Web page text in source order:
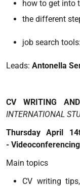
how to get into
the different
job search tools:
Leads: Antonella
CV WRITING
INTERNATIONAL
Thursday April
- Videoconferencing
Main topics
CV writing